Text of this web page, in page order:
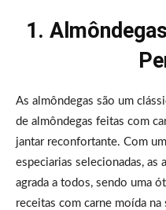
1.
As almôndegas são um
de almôndegas feitas com
jantar reconfortante. Com
especiarias selecionadas, as
agrada a todos, sendo uma
receitas com carne moída na